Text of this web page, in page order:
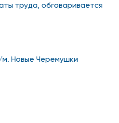
труда, обговаривается
Новые Черемушки